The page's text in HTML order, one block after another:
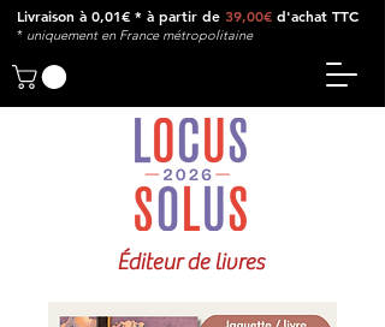
Livraison à 0,01€ * à partir de 39,00€ d'achat TTC
* uniquement en France métropolitaine
Éditeur de livres